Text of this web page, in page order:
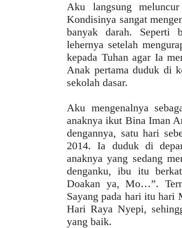
Aku langsung
Kondisinya sangat
banyak darah. Seperti
lehernya setelah
kepada Tuhan agar Ia
Anak pertama duduk di
sekolah dasar.
Aku mengenalnya
anaknya ikut Bina Iman
dengannya, satu hari
2014. Ia duduk di
anaknya yang sedang
denganku, ibu itu
Doakan ya, Mo…”.
Sayang pada hari itu hari
Hari Raya Nyepi,
yang baik.